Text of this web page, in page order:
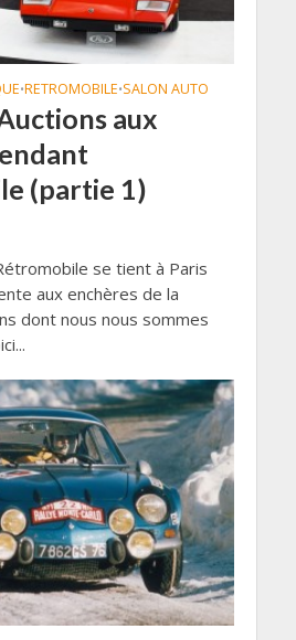
•RETROMOBILE•SALON AUTO
aux
(partie 1)
se tient à Paris
aux enchères de la
dont nous nous sommes